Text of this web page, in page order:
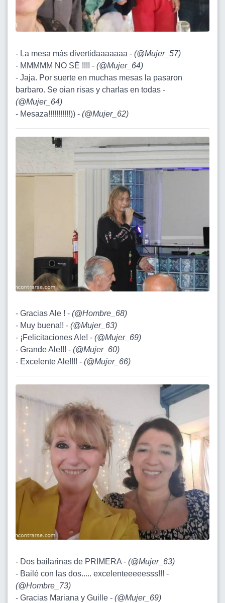
- La mesa más divertidaaaaaaa - (@Mujer_57)
- MMMMM NO SÉ !!!! - (@Mujer_64)
- Jaja. Por suerte en muchas mesas la pasaron
barbaro. Se oian risas y charlas en todas -
(@Mujer_64)
- Mesaza!!!!!!!!!!!)) - (@Mujer_62)
- Gracias Ale ! - (@Hombre_68)
- Muy buena!! - (@Mujer_63)
- ¡Felicitaciones Ale! - (@Mujer_69)
- Grande Ale!!! - (@Mujer_60)
- Excelente Ale!!!! - (@Mujer_66)
- Dos bailarinas de PRIMERA - (@Mujer_63)
- Bailé con las dos..... excelenteeeeesss!!! -
(@Hombre_73)
- Gracias Mariana y Guille - (@Mujer_69)